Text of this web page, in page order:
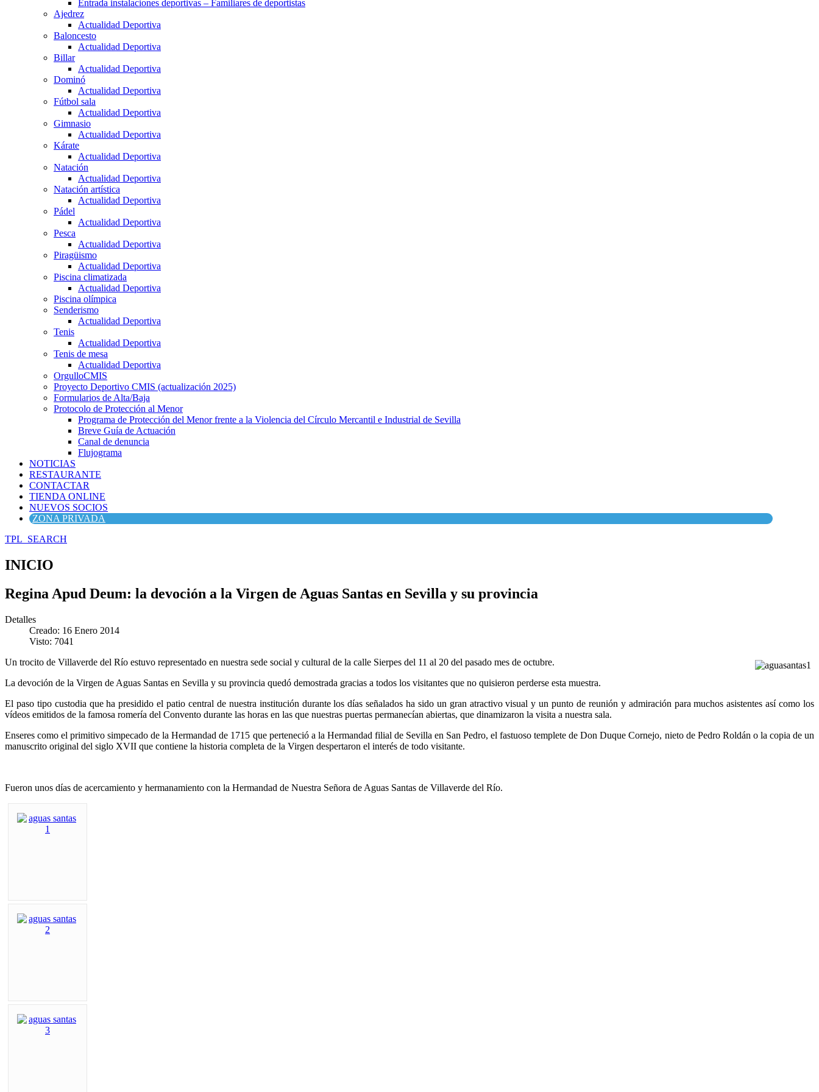
Entrada instalaciones deportivas – Familiares de deportistas
Ajedrez
Actualidad Deportiva
Baloncesto
Actualidad Deportiva
Billar
Actualidad Deportiva
Dominó
Actualidad Deportiva
Fútbol sala
Actualidad Deportiva
Gimnasio
Actualidad Deportiva
Kárate
Actualidad Deportiva
Natación
Actualidad Deportiva
Natación artística
Actualidad Deportiva
Pádel
Actualidad Deportiva
Pesca
Actualidad Deportiva
Piragüismo
Actualidad Deportiva
Piscina climatizada
Actualidad Deportiva
Piscina olímpica
Senderismo
Actualidad Deportiva
Tenis
Actualidad Deportiva
Tenis de mesa
Actualidad Deportiva
OrgulloCMIS
Proyecto Deportivo CMIS (actualización 2025)
Formularios de Alta/Baja
Protocolo de Protección al Menor
Programa de Protección del Menor frente a la Violencia del Círculo Mercantil e Industrial de Sevilla
Breve Guía de Actuación
Canal de denuncia
Flujograma
NOTICIAS
RESTAURANTE
CONTACTAR
TIENDA ONLINE
NUEVOS SOCIOS
ZONA PRIVADA
TPL_SEARCH
INICIO
Regina Apud Deum: la devoción a la Virgen de Aguas Santas en Sevilla y su provincia
Detalles
Creado: 16 Enero 2014
Visto: 7041
Un trocito de Villaverde del Río estuvo representado en nuestra sede social y cultural de la calle Sierpes del 11 al 20 del pasado mes de octubre.
La devoción de la Virgen de Aguas Santas en Sevilla y su provincia quedó demostrada gracias a todos los visitantes que no quisieron perderse esta muestra.
El paso tipo custodia que ha presidido el patio central de nuestra institución durante los días señalados ha sido un gran atractivo visual y un punto de reunión y admiración para muchos asistentes así como los
vídeos emitidos de la famosa romería del Convento durante las horas en las que nuestras puertas permanecían abiertas, que dinamizaron la visita a nuestra sala.
Enseres como el primitivo simpecado de la Hermandad de 1715 que perteneció a la Hermandad filial de Sevilla en San Pedro, el fastuoso templete de Don Duque Cornejo, nieto de Pedro Roldán o la copia de un
manuscrito original del siglo XVII que contiene la historia completa de la Virgen despertaron el interés de todo visitante.
Fueron unos días de acercamiento y hermanamiento con la Hermandad de Nuestra Señora de Aguas Santas de Villaverde del Río.